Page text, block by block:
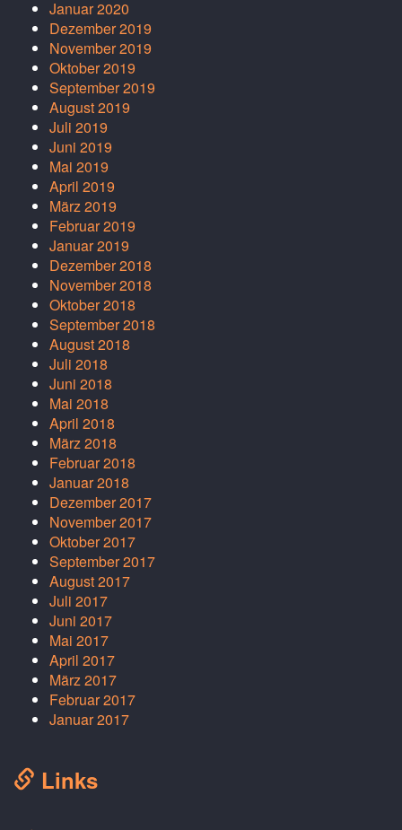
Januar 2020
Dezember 2019
November 2019
Oktober 2019
September 2019
August 2019
Juli 2019
Juni 2019
Mai 2019
April 2019
März 2019
Februar 2019
Januar 2019
Dezember 2018
November 2018
Oktober 2018
September 2018
August 2018
Juli 2018
Juni 2018
Mai 2018
April 2018
März 2018
Februar 2018
Januar 2018
Dezember 2017
November 2017
Oktober 2017
September 2017
August 2017
Juli 2017
Juni 2017
Mai 2017
April 2017
März 2017
Februar 2017
Januar 2017
Links